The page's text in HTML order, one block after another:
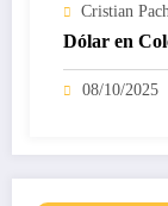
Cristian
Dólar en
08/10/2025